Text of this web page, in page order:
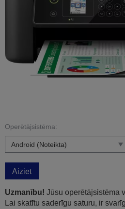
Operētājsistēma:
Aiziet
Uzmanību! Jūsu operētājsistēma
Lai skatītu saderīgu saturu, ir